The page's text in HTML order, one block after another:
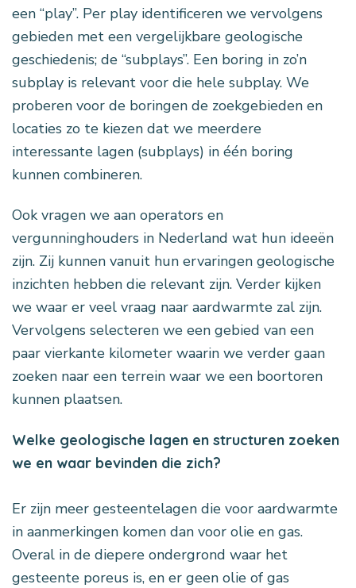
een “play”. Per play identificeren we vervolgens
gebieden met een vergelijkbare geologische
geschiedenis; de “subplays”. Een boring in zo’n
subplay is relevant voor die hele subplay. We
proberen voor de boringen de zoekgebieden en
locaties zo te kiezen dat we meerdere
interessante lagen (subplays) in één boring
kunnen combineren.
Ook vragen we aan operators en
vergunninghouders in Nederland wat hun ideeën
zijn. Zij kunnen vanuit hun ervaringen geologische
inzichten hebben die relevant zijn. Verder kijken
we waar er veel vraag naar aardwarmte zal zijn.
Vervolgens selecteren we een gebied van een
paar vierkante kilometer waarin we verder gaan
zoeken naar een terrein waar we een boortoren
kunnen plaatsen.
Welke geologische lagen en structuren zoeken
we en waar bevinden die zich?
Er zijn meer gesteentelagen die voor aardwarmte
in aanmerkingen komen dan voor olie en gas.
Overal in de diepere ondergrond waar het
gesteente poreus is, en er geen olie of gas